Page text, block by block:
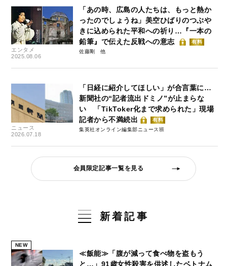
エンタメ
2025.08.06
「あの時、広島の人たちは、もっと熱か
ったのでしょうね」美空ひばりのつぶや
きに込められた平和への祈り…『一本の
鉛筆』で伝えた反戦への意志
有料
佐藤剛
ニュース
2026.07.18
「日経に紹介してほしい」が合言葉に…
新聞社の“記者流出ドミノ”が止まらな
い 「TikToker化まで求められた」現場
記者から不満続出
有料
集英社オンライン編集部ニュース班
会員限定記事一覧を見る
新着記事
NEW
≪飯能≫「腹が減って食べ物を盗もう
と…」91歳女性殺害を供述したベトナム